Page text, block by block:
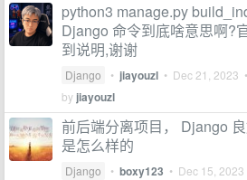
python3 manage.py
Django 命令到底啥意思啊?
到说明,谢谢
Django • jiayouzl • Dec 21, 2023
by jiayouzl
前后端分离项目， Django
是怎么样的
Django • boxy123 • Dec 15, 2023